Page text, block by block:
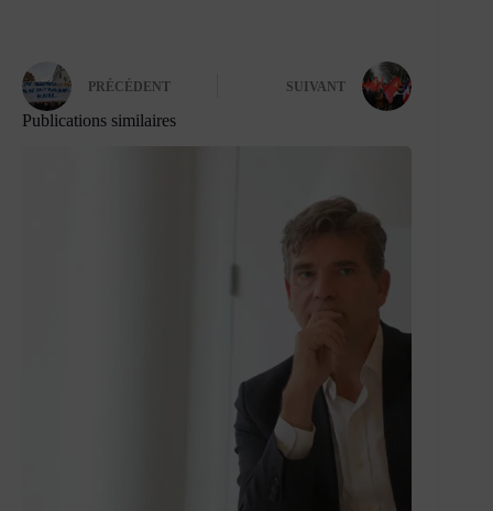
PRÉCÉDENT SUIVANT
Publications similaires